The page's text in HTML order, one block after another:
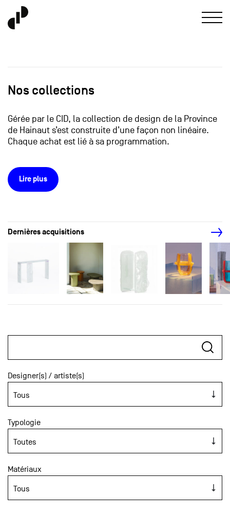
Nos collections
Gérée par le CID, la collection de design de la Province
de Hainaut s’est construite d’une façon non linéaire.
Chaque achat est lié à sa programmation.
Lire plus
Dernières acquisitions
Designer(s) / artiste(s)
Typologie
Matériaux